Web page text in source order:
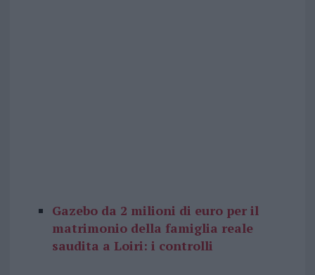
Gazebo da 2 milioni di euro per il
matrimonio della famiglia reale
saudita a Loiri: i controlli